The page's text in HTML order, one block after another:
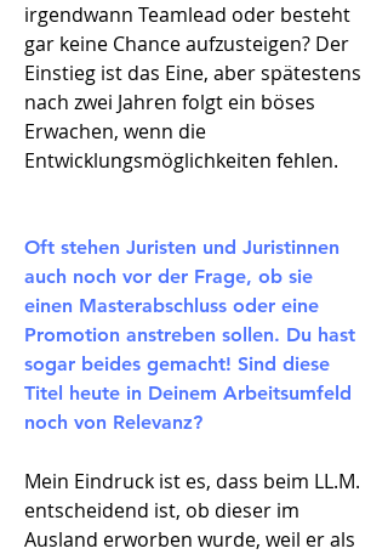
irgendwann Teamlead oder besteht
gar keine Chance aufzusteigen? Der
Einstieg ist das Eine, aber spätestens
nach zwei Jahren folgt ein böses
Erwachen, wenn die
Entwicklungsmöglichkeiten fehlen.
Oft stehen Juristen und Juristinnen
auch noch vor der Frage, ob sie
einen Masterabschluss oder eine
Promotion anstreben sollen. Du hast
sogar beides gemacht! Sind diese
Titel heute in Deinem Arbeitsumfeld
noch von Relevanz?​
Mein Eindruck ist es, dass beim LL.M.
entscheidend ist, ob dieser im
Ausland erworben wurde, weil er als